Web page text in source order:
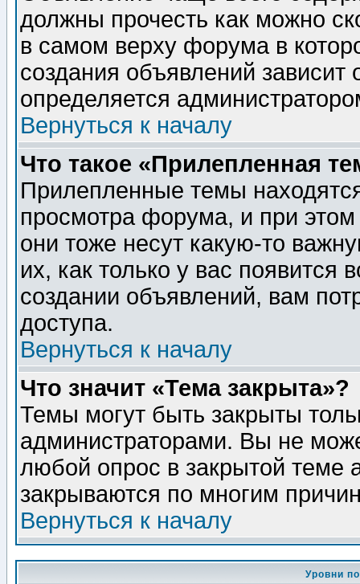
должны прочесть как можно
в самом верху форума в
создания объявлений зависит
определяется
Вернуться к началу
Что такое «Прилепленная
Прилепленные темы
просмотра форума, и при
они тоже несут какую-то
их, как только у вас появится
создании объявлений, вам
доступа.
Вернуться к началу
Что значит «Тема закрыта»?
Темы могут быть закрыты
администраторами. Вы не
любой опрос в закрытой теме
закрываются по многим
Вернуться к началу
Уровни